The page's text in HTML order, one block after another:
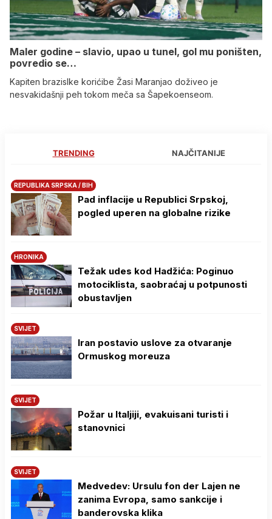
Maler godine – slavio, upao u tunel, gol mu poništen,
povredio se…
Kapiten brazislke korićibe Žasi Maranjao doživeo je
nesvakidašnji peh tokom meča sa Šapekoenseom.
TRENDING NAJČITANIJE
REPUBLIKA SRPSKA / BIH
Pad inflacije u Republici Srpskoj,
pogled uperen na globalne rizike
HRONIKA
Težak udes kod Hadžića: Poginuo
motociklista, saobraćaj u potpunosti
obustavljen
SVIJET
Iran postavio uslove za otvaranje
Ormuskog moreuza
SVIJET
Požar u Italjiji, evakuisani turisti i
stanovnici
SVIJET
Medvedev: Ursulu fon der Lajen ne
zanima Evropa, samo sankcije i
banderovska klika